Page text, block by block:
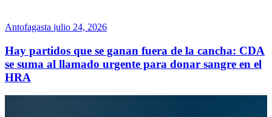
Antofagasta julio 24, 2026
Hay partidos que se ganan fuera de la cancha: CDA
se suma al llamado urgente para donar sangre en el
HRA